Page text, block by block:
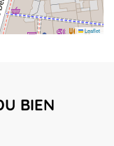
Leaflet
BIEN